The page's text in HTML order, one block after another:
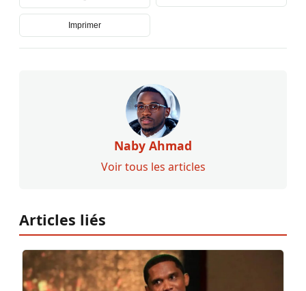
Imprimer
Naby Ahmad
Voir tous les articles
Articles liés